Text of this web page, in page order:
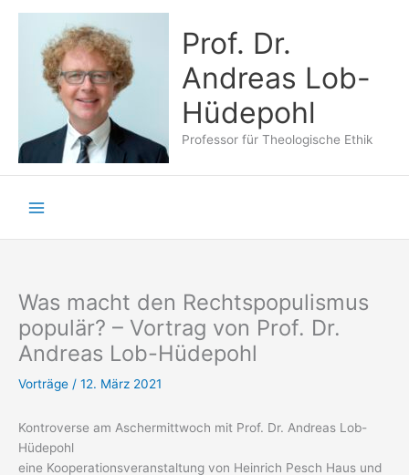
springen
Prof. Dr.
Andreas Lob-
Hüdepohl
Professor für Theologische Ethik
Was macht den Rechtspopulismus
populär? – Vortrag von Prof. Dr.
Andreas Lob-Hüdepohl
Vorträge / 12. März 2021
Kontroverse am Aschermittwoch mit Prof. Dr. Andreas Lob-
Hüdepohl
eine Kooperationsveranstaltung von Heinrich Pesch Haus und